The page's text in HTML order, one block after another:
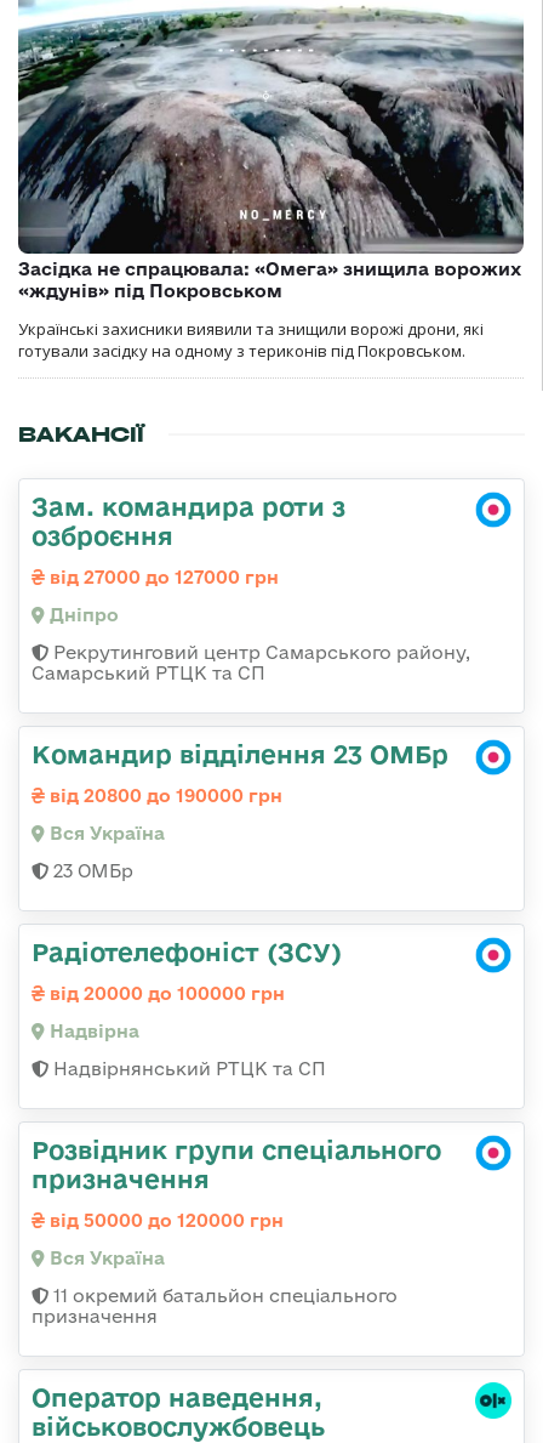
Засідка не спрацювала: «Омега» знищила ворожих
«ждунів» під Покровськом
Українські захисники виявили та знищили ворожі дрони, які
готували засідку на одному з териконів під Покровськом.
ВАКАНСІЇ
Зам. командира роти з
озброєння
від 27000 до 127000 грн
Дніпро
Рекрутинговий центр Самарського району,
Самарський РТЦК та СП
Командир відділення 23 ОМБр
від 20800 до 190000 грн
Вся Україна
23 ОМБр
Радіотелефоніст (ЗСУ)
від 20000 до 100000 грн
Надвірна
Надвірнянський РТЦК та СП
Розвідник групи спеціального
призначення
від 50000 до 120000 грн
Вся Україна
11 окремий батальйон спеціального
призначення
Оператор наведення,
військовослужбовець